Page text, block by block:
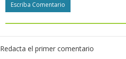
Escriba Comentario
Redacta el primer comentario